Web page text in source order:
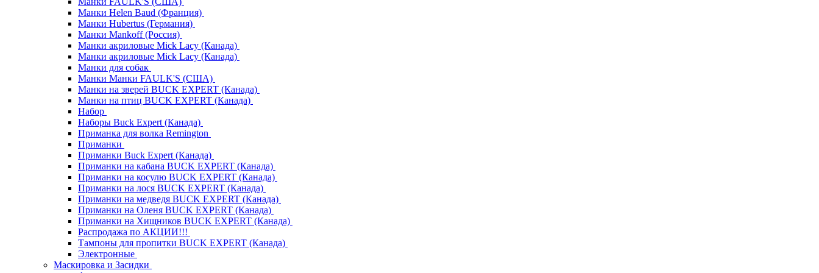
Манки Helen Baud (Франция)
Манки Hubertus (Германия)
Манки Mankoff (Россия)
Манки акриловые Mick Lacy (Канада)
Манки акриловые Mick Lacy (Канада)
Манки для собак
Манки Манки FAULK'S (США)
Манки на зверей BUCK EXPERT (Канада)
Манки на птиц BUCK EXPERT (Канада)
Набор
Наборы Buck Expert (Канада)
Приманка для волка Remington
Приманки
Приманки Buck Expert (Канада)
Приманки на кабана BUCK EXPERT (Канада)
Приманки на косулю BUCK EXPERT (Канада)
Приманки на лося BUCK EXPERT (Канада)
Приманки на медведя BUCK EXPERT (Канада)
Приманки на Оленя BUCK EXPERT (Канада)
Приманки на Хищников BUCK EXPERT (Канада)
Распродажа по АКЦИИ!!!
Тампоны для пропитки BUCK EXPERT (Канада)
Электронные
Маскировка и Засидки